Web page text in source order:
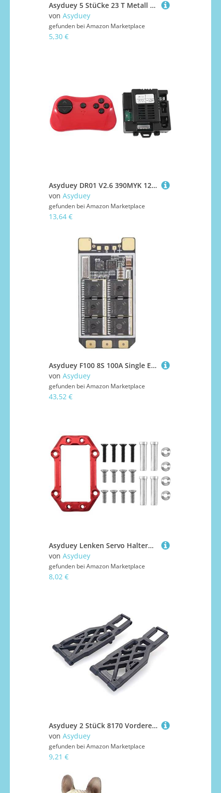
Asyduey 5 StüCke 23 T Metall Servo Arm Horn mit Schrauben für 1/10 RC Auto Teile ZubehöR
von Asyduey
gefunden bei Amazon Marketplace
5,30 €
Asyduey DR01 V2.6 390MYK 12V 2,4G Bluetooth-Fernbedienung und Empfänger für Den Austausch Von Elektrofahrzeugen für Kinder
von Asyduey
gefunden bei Amazon Marketplace
13,64 €
Asyduey F100 8S 100A Single ESC AM32 8S 100A ESC für 10-13 FPV-Drohne RC-Boot RC-Auto ESC
von Asyduey
gefunden bei Amazon Marketplace
43,52 €
Asyduey Lenken Servo Halterung Aus Metall für ARRMA 1/8 KRATON 6S Outcast Senton Talion RC Auto Aktualisierung Teile,1
von Asyduey
gefunden bei Amazon Marketplace
8,02 €
Asyduey 2 StüCk 8170 Vorderer Unterer Querlenker für 1/8 9106-S 9021 08423 Rc Auto Teile ZubehöR
von Asyduey
gefunden bei Amazon Marketplace
9,21 €